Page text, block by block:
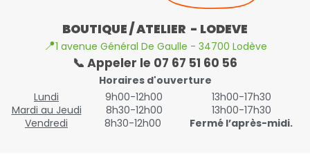
BOUTIQUE / ATELIER - LODEVE
📍1 avenue Général De Gaulle - 34700 Lodève
📞 Appeler le 07 67 51 60 56
Horaires d'ouverture
Lundi
9h00-12h00
13h00-17h30
Mardi au Jeudi
8h30-12h00
13h00-17h30
Vendredi
8h30-12h00 Fermé l’après-midi.